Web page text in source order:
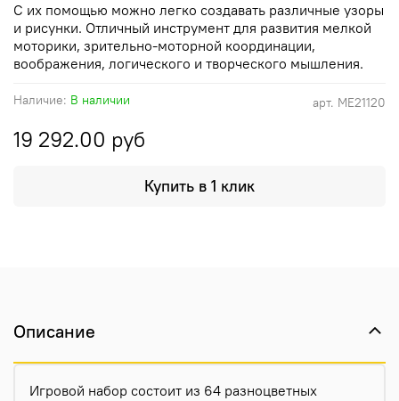
арт. ME21120
Наличие: В наличии
19 292.00 руб
Купить в 1 клик
С их помощью можно легко создавать различные узоры
и рисунки. Отличный инструмент для развития мелкой
моторики, зрительно-моторной координации,
воображения, логического и творческого мышления.
Описание
Игровой набор состоит из 64 разноцветных